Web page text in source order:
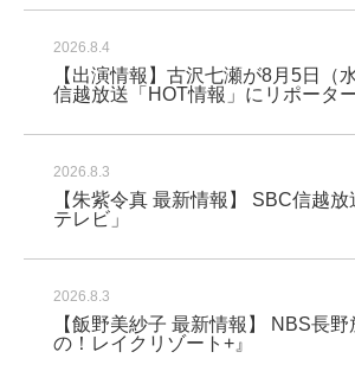
2026.8.4
【出演情報】古沢七瀬が8月5日（
信越放送「HOT情報」にリポータ
2026.8.3
【朱紫令真 最新情報】 SBC信越
テレビ」
2026.8.3
【飯野美紗子 最新情報】 NBS長
の！レイクリゾート+』